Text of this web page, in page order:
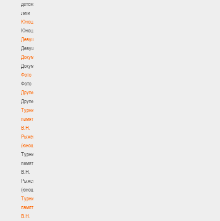
детской
лиги
Юноши
Юноши
Девушки
Девушки
Документы
Документы
Фото
Фото
Другие
Другие
Турнир
памяти
В.Н.
Рыженкова
(юноши)
Турнир
памяти
В.Н.
Рыженкова
(юноши)
Турнир
памяти
В.Н.